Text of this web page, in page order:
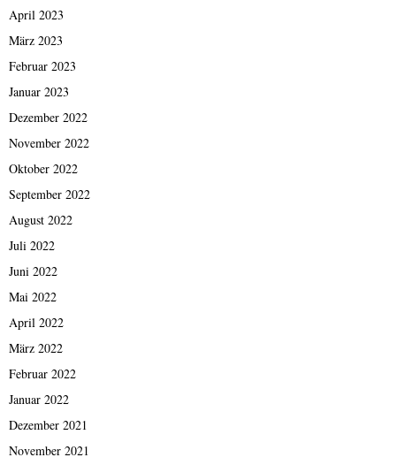
April 2023
März 2023
Februar 2023
Januar 2023
Dezember 2022
November 2022
Oktober 2022
September 2022
August 2022
Juli 2022
Juni 2022
Mai 2022
April 2022
März 2022
Februar 2022
Januar 2022
Dezember 2021
November 2021